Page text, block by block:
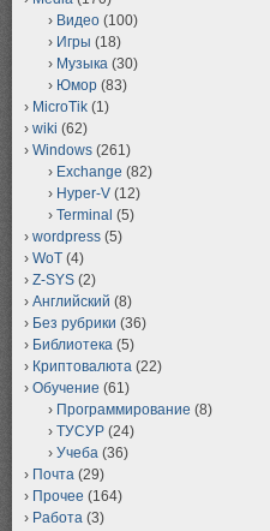
Видео (100)
Игры (18)
Музыка (30)
Юмор (83)
MicroTik (1)
wiki (62)
Windows (261)
Exchange (82)
Hyper-V (12)
Terminal (5)
wordpress (5)
WoT (4)
Z-SYS (2)
Английский (8)
Без рубрики (36)
Библиотека (5)
Криптовалюта (22)
Обучение (61)
Программирование (8)
ТУСУР (24)
Учеба (36)
Почта (29)
Прочее (164)
Работа (3)